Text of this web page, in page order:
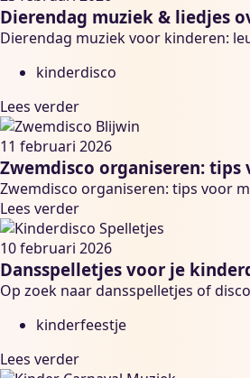
Dierendag muziek & liedjes
Dierendag muziek voor kinderen:
kinderdisco
Lees verder
11 februari 2026
Zwemdisco organiseren:
Zwemdisco organiseren: tips voor
Lees verder
10 februari 2026
Dansspelletjes voor je
Op zoek naar dansspelletjes of
kinderfeestje
Lees verder